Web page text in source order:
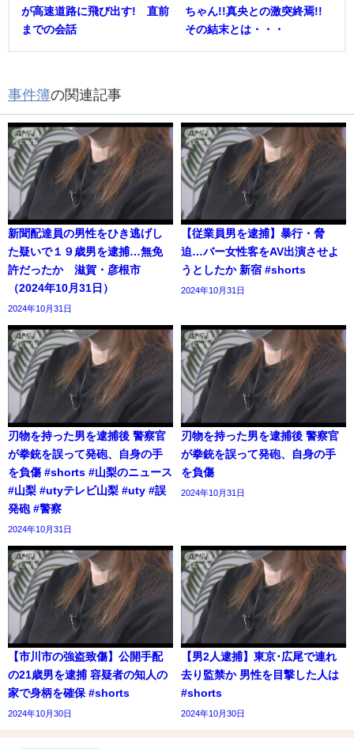
が高速道路に飛び出す! 直前
までの会話
ちゃん!!真央との激突終焉!!
その結末とは・・・
事件簿の関連記事
新聞配達員の男性をひき逃げし
た疑いで１９歳男を逮捕…無免
許だったか 滋賀・彦根市
（2024年10月31日）
2024年10月31日
【従業員男を逮捕】暴行・脅
迫…バー女性客をAV出演させよ
うとしたか 新宿 #shorts
2024年10月31日
刃物を持った男を逮捕後 警察官
が拳銃を誤って発砲、自身の手
を負傷 #shorts #山梨のニュース
#山梨 #utyテレビ山梨 #uty #誤
発砲 #警察
2024年10月31日
刃物を持った男を逮捕後 警察官
が拳銃を誤って発砲、自身の手
を負傷
2024年10月31日
【市川市の強盗致傷】公開手配
の21歳男を逮捕 容疑者の知人の
家で身柄を確保 #shorts
2024年10月30日
【男2人逮捕】東京･広尾で連れ
去り監禁か 男性を目撃した人は
#shorts
2024年10月30日